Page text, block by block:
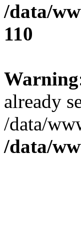
/data/
110
Warning
already
/data/
/data/